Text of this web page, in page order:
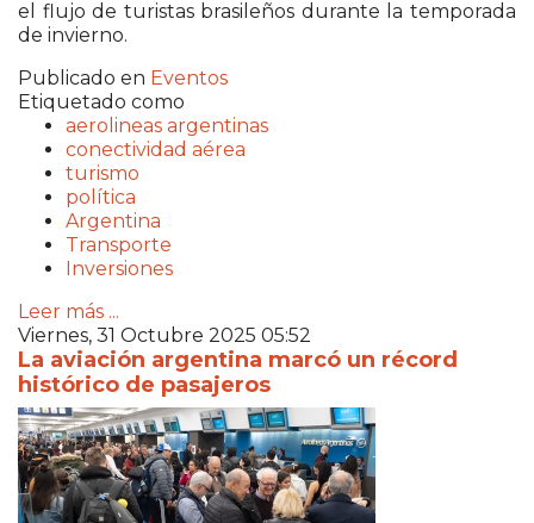
el flujo de turistas brasileños durante la temporada
de invierno.
Publicado en Eventos
Etiquetado como
aerolineas argentinas
conectividad aérea
turismo
política
Argentina
Transporte
Inversiones
Leer más ...
Viernes, 31 Octubre 2025 05:52
La aviación argentina marcó un récord
histórico de pasajeros